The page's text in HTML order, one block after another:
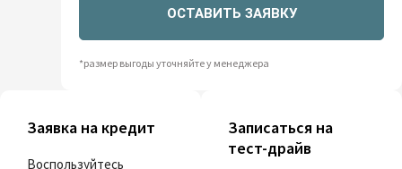
ОСТАВИТЬ ЗАЯВКУ
*размер выгоды уточняйте у менеджера
Заявка на кредит
Воспользуйтесь
Записаться на
тест-драйв